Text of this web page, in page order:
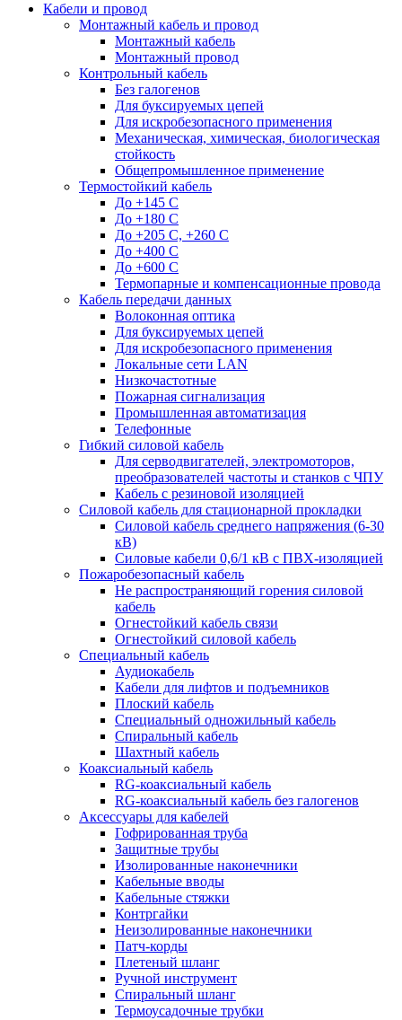
Кабели и провод
Монтажный кабель и провод
Монтажный кабель
Монтажный провод
Контрольный кабель
Без галогенов
Для буксируемых цепей
Для искробезопасного применения
Механическая, химическая, биологическая
стойкость
Общепромышленное применение
Термостойкий кабель
До +145 С
До +180 C
До +205 С, +260 С
До +400 C
До +600 С
Термопарные и компенсационные провода
Кабель передачи данных
Волоконная оптика
Для буксируемых цепей
Для искробезопасного применения
Локальные сети LAN
Низкочастотные
Пожарная сигнализация
Промышленная автоматизация
Телефонные
Гибкий силовой кабель
Для серводвигателей, электромоторов,
преобразователей частоты и станков с ЧПУ
Кабель с резиновой изоляцией
Силовой кабель для стационарной прокладки
Силовой кабель среднего напряжения (6-30
кВ)
Силовые кабели 0,6/1 кВ с ПВХ-изоляцией
Пожаробезопасный кабель
Не распространяющий горения силовой
кабель
Огнестойкий кабель связи
Огнестойкий силовой кабель
Специальный кабель
Аудиокабель
Кабели для лифтов и подъемников
Плоский кабель
Специальный одножильный кабель
Спиральный кабель
Шахтный кабель
Коаксиальный кабель
RG-коаксиальный кабель
RG-коаксиальный кабель без галогенов
Аксессуары для кабелей
Гофрированная труба
Защитные трубы
Изолированные наконечники
Кабельные вводы
Кабельные стяжки
Контргайки
Неизолированные наконечники
Патч-корды
Плетеный шланг
Ручной инструмент
Спиральный шланг
Термоусадочные трубки